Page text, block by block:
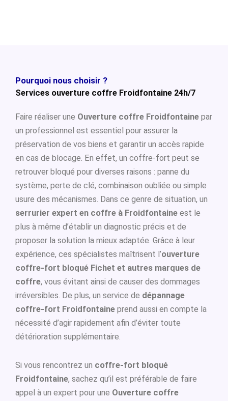
Pourquoi nous choisir ?
Services ouverture coffre Froidfontaine 24h/7
Faire réaliser une Ouverture coffre Froidfontaine par
un professionnel est essentiel pour assurer la
préservation de vos biens et garantir un accès rapide
en cas de blocage. En effet, un coffre-fort peut se
retrouver bloqué pour diverses raisons : panne du
système, perte de clé, combinaison oubliée ou simple
usure des mécanismes. Dans ce genre de situation, un
serrurier expert en coffre à Froidfontaine est le
plus à même d’établir un diagnostic précis et de
proposer la solution la mieux adaptée. Grâce à leur
expérience, ces spécialistes maîtrisent l’ouverture
coffre-fort bloqué Fichet et autres marques de
coffre, vous évitant ainsi de causer des dommages
irréversibles. De plus, un service de dépannage
coffre-fort Froidfontaine prend aussi en compte la
nécessité d’agir rapidement afin d’éviter toute
détérioration supplémentaire.
Si vous rencontrez un coffre-fort bloqué
Froidfontaine, sachez qu’il est préférable de faire
appel à un expert pour une Ouverture coffre